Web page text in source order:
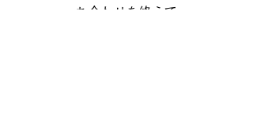
ち合わせを終えて